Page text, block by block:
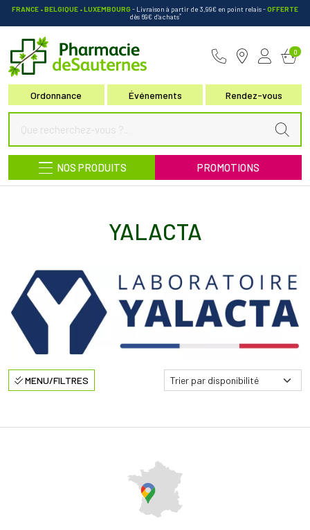
FRANCE • BELGIQUE • LUXEMBOURG - Livraison à partir de 3,99€ en point relais-OFFERTE
dès 69€ d’achats*
Ordonnance Événements Rendez-vous
0
NOS PRODUITS PROMOTIONS
YALACTA
MENU/FILTRES